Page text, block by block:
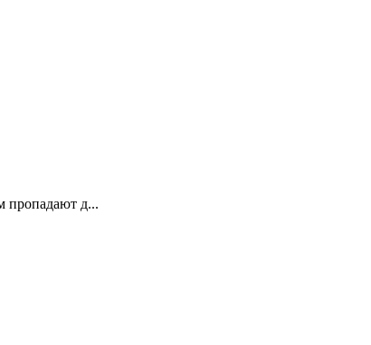
пропадают д...